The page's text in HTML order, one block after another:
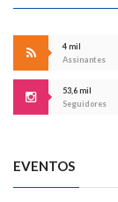
4 mil
Assinantes
53,6 mil
Seguidores
EVENTOS